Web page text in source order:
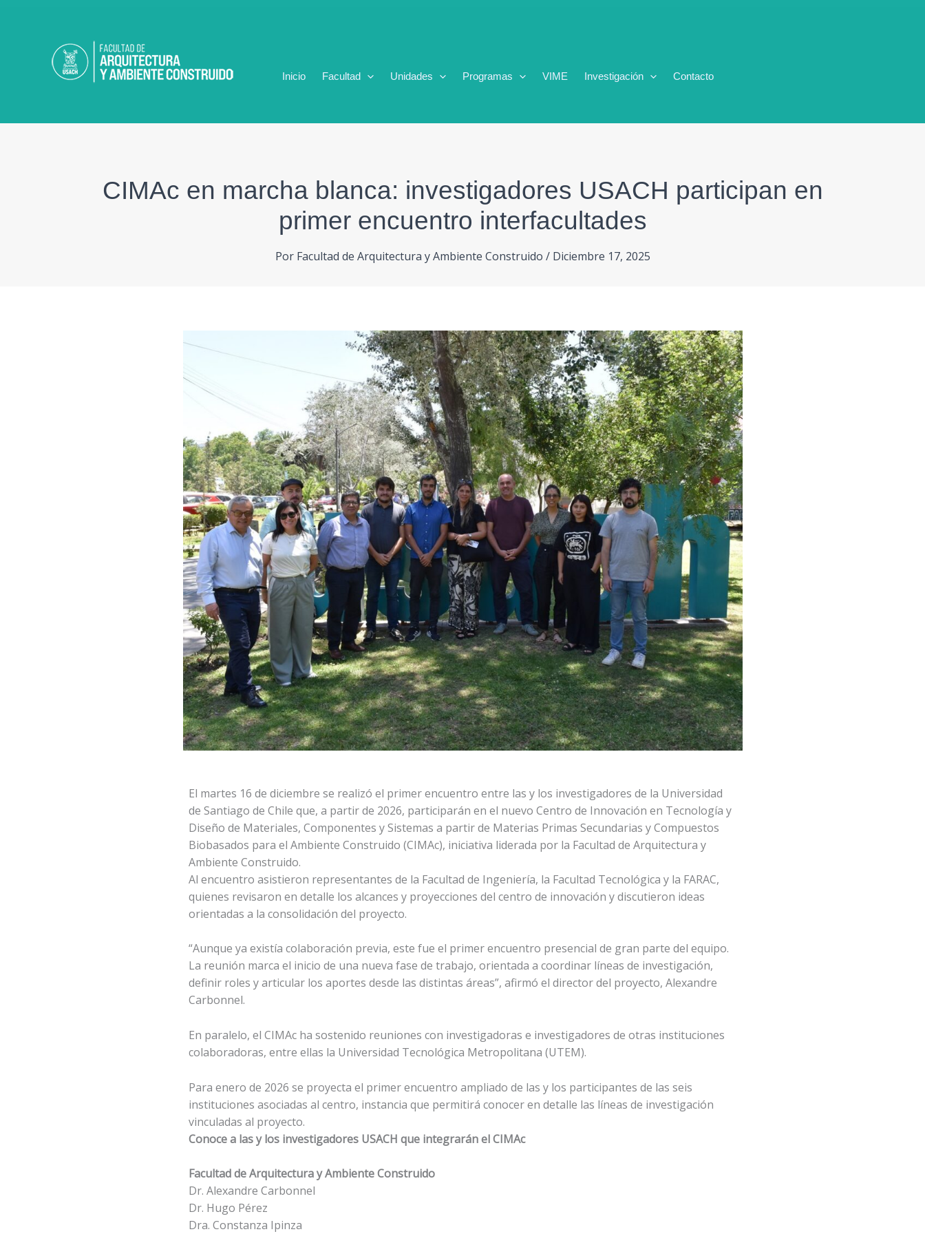
Inicio Facultad Unidades Programas VIME Investigación Contacto
CIMAc en marcha blanca: investigadores USACH participan en
primer encuentro interfacultades
Por Facultad de Arquitectura y Ambiente Construido / Diciembre 17, 2025
El martes 16 de diciembre se realizó el primer encuentro entre las y los investigadores de la Universidad
de Santiago de Chile que, a partir de 2026, participarán en el nuevo Centro de Innovación en Tecnología y
Diseño de Materiales, Componentes y Sistemas a partir de Materias Primas Secundarias y Compuestos
Biobasados para el Ambiente Construido (CIMAc), iniciativa liderada por la Facultad de Arquitectura y
Ambiente Construido.
Al encuentro asistieron representantes de la Facultad de Ingeniería, la Facultad Tecnológica y la FARAC,
quienes revisaron en detalle los alcances y proyecciones del centro de innovación y discutieron ideas
orientadas a la consolidación del proyecto.
“Aunque ya existía colaboración previa, este fue el primer encuentro presencial de gran parte del equipo.
La reunión marca el inicio de una nueva fase de trabajo, orientada a coordinar líneas de investigación,
definir roles y articular los aportes desde las distintas áreas”, afirmó el director del proyecto, Alexandre
Carbonnel.
En paralelo, el CIMAc ha sostenido reuniones con investigadoras e investigadores de otras instituciones
colaboradoras, entre ellas la Universidad Tecnológica Metropolitana (UTEM).
Para enero de 2026 se proyecta el primer encuentro ampliado de las y los participantes de las seis
instituciones asociadas al centro, instancia que permitirá conocer en detalle las líneas de investigación
vinculadas al proyecto.
Conoce a las y los investigadores USACH que integrarán el CIMAc
Facultad de Arquitectura y Ambiente Construido
Dr. Alexandre Carbonnel
Dr. Hugo Pérez
Dra. Constanza Ipinza